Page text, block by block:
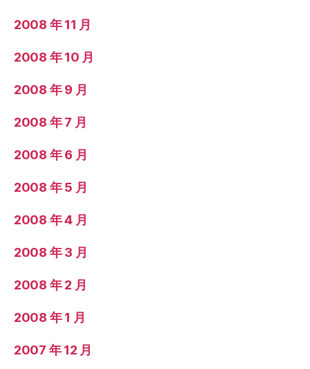
2008 年 11 月
2008 年 10 月
2008 年 9 月
2008 年 7 月
2008 年 6 月
2008 年 5 月
2008 年 4 月
2008 年 3 月
2008 年 2 月
2008 年 1 月
2007 年 12 月